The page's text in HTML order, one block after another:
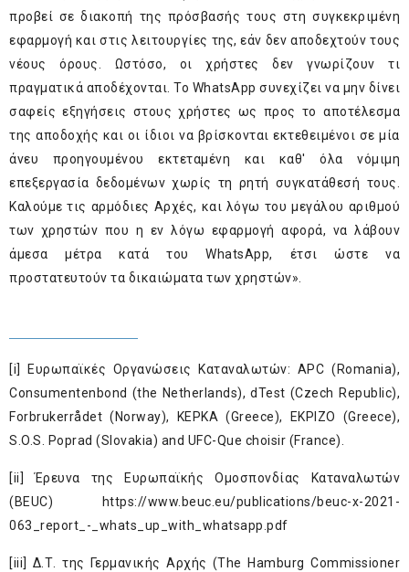
προβεί σε διακοπή της πρόσβασής τους στη συγκεκριμένη
εφαρμογή και στις λειτουργίες της, εάν δεν αποδεχτούν τους
νέους όρους. Ωστόσο, οι χρήστες δεν γνωρίζουν τι
πραγματικά αποδέχονται. Το WhatsApp συνεχίζει να μην δίνει
σαφείς εξηγήσεις στους χρήστες ως προς το αποτέλεσμα
της αποδοχής και οι ίδιοι να βρίσκονται εκτεθειμένοι σε μία
άνευ προηγουμένου εκτεταμένη και καθ' όλα νόμιμη
επεξεργασία δεδομένων χωρίς τη ρητή συγκατάθεσή τους.
Καλούμε τις αρμόδιες Αρχές, και λόγω του μεγάλου αριθμού
των χρηστών που η εν λόγω εφαρμογή αφορά, να λάβουν
άμεσα μέτρα κατά του WhatsApp, έτσι ώστε να
προστατευτούν τα δικαιώματα των χρηστών».
[i]
Ευρωπαϊκές Οργανώσεις Καταναλωτών: APC (Romania),
Consumentenbond (the Netherlands), dTest (Czech Republic),
Forbrukerrådet (Norway), KEPKA (Greece), EKPIZO (Greece),
S.O.S. Poprad (Slovakia) and UFC-Que choisir (France).
[ii]
Έρευνα της Ευρωπαϊκής Ομοσπονδίας Καταναλωτών
(BEUC)
https://www.beuc.eu/publications/beuc-x-2021-
063_report_-_whats_up_with_whatsapp.pdf
[iii] Δ.Τ. της Γερμανικής Αρχής (The Hamburg Commissioner